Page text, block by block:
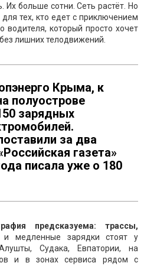
Их больше сотни. Сеть растёт. Но
тех, кто едет с приключением
водителя, который просто хочет
лишних телодвижений.
Крыма, к
полуострове
зарядных
за два
газета»
писала уже о 180
предсказуема: трассы,
медленные зарядки стоят у
Судака, Евпатории, на
и в зонах сервиса рядом с